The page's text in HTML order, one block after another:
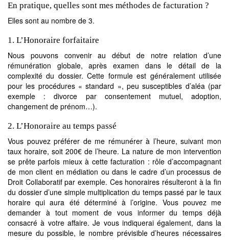
En pratique, quelles sont mes méthodes de facturation ?
Elles sont au nombre de 3.
1. L’Honoraire forfaitaire
Nous pouvons convenir au début de notre relation d’une
rémunération globale, après examen dans le détail de la
complexité du dossier. Cette formule est généralement utilisée
pour les procédures « standard », peu susceptibles d’aléa (par
exemple : divorce par consentement mutuel, adoption,
changement de prénom…).
2. L’Honoraire au temps passé
Vous pouvez préférer de me rémunérer à l’heure, suivant mon
taux horaire, soit 200€ de l’heure. La nature de mon intervention
se prête parfois mieux à cette facturation : rôle d’accompagnant
de mon client en médiation ou dans le cadre d’un processus de
Droit Collaboratif par exemple. Ces honoraires résulteront à la fin
du dossier d’une simple multiplication du temps passé par le taux
horaire qui aura été déterminé à l’origine. Vous pouvez me
demander à tout moment de vous informer du temps déjà
consacré à votre affaire. Je vous indiquerai également, dans la
mesure du possible, le nombre prévisible d’heures nécessaires